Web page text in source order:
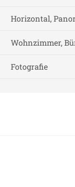
Horizontal,
Wohnzimmer,
Fotografie